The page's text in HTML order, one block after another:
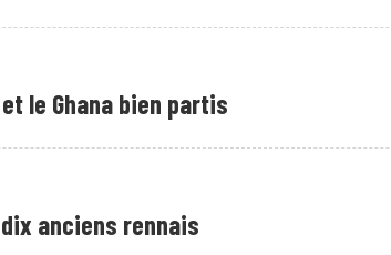
et le Ghana bien partis
dix anciens rennais